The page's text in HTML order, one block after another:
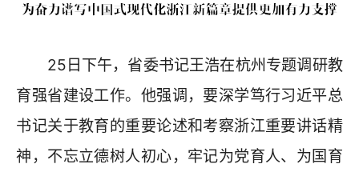
25日下午，省委书记王浩在杭州专题调研教
育强省建设工作。他强调，要深学笃行习近平总
书记关于教育的重要论述和考察浙江重要讲话精
神，不忘立德树人初心，牢记为党育人、为国育